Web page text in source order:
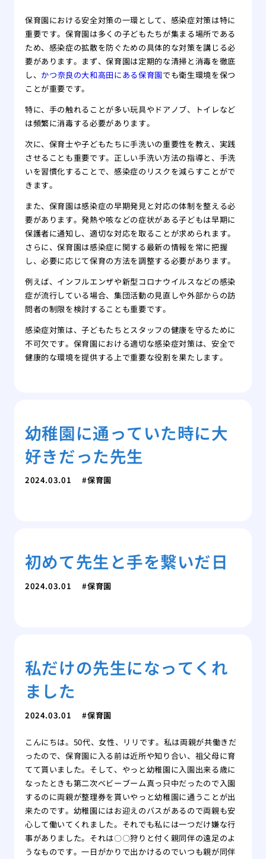
保育園における安全対策の一環として、感染症対策は特に
重要です。保育園は多くの子どもたちが集まる場所である
ため、感染症の拡散を防ぐための具体的な対策を講じる必
要があります。まず、保育園は定期的な清掃と消毒を徹底
し、 かつ奈良の大和高田にある保育園でも衛生環境を保つ
ことが重要です。
特に、手の触れることが多い玩具やドアノブ、トイレなど
は頻繁に消毒する必要があります。
次に、保育士や子どもたちに手洗いの重要性を教え、実践
させることも重要です。正しい手洗い方法の指導と、手洗
いを習慣化することで、感染症のリスクを減らすことがで
きます。
また、保育園は感染症の早期発見と対応の体制を整える必
要があります。発熱や咳などの症状がある子どもは早期に
保護者に通知し、適切な対応を取ることが求められます。
さらに、保育園は感染症に関する最新の情報を常に把握
し、必要に応じて保育の方法を調整する必要があります。
例えば、インフルエンザや新型コロナウイルスなどの感染
症が流行している場合、集団活動の見直しや外部からの訪
問者の制限を検討することも重要です。
感染症対策は、子どもたちとスタッフの健康を守るために
不可欠です。保育園における適切な感染症対策は、安全で
健康的な環境を提供する上で重要な役割を果たします。
幼稚園に通っていた時に大
好きだった先生
2024.03.01 保育園
初めて先生と手を繋いだ日
2024.03.01 保育園
私だけの先生になってくれ
ました
2024.03.01 保育園
こんにちは。50代、女性、リリです。私は両親が共働きだ
ったので、保育園に入る前は近所や知り合い、祖父母に育
てて貰いました。そして、やっと幼稚園に入園出来る歳に
なったときも第二次ベビーブーム真っ只中だったので入園
するのに両親が整理券を貰いやっと幼稚園に通うことが出
来たのです。幼稚園にはお迎えのバスがあるので両親も安
心して働いてくれました。それでも私には一つだけ嫌な行
事がありました。それは〇〇狩りと付く親同伴の遠足のよ
うなものです。一日がかりで出かけるのでいつも親が同伴